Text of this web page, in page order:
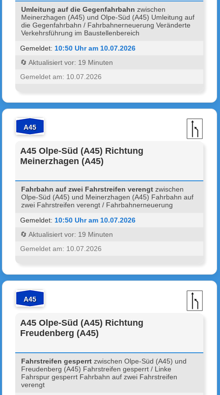
Umleitung auf die Gegenfahrbahn zwischen
Meinerzhagen (A45) und Olpe-Süd (A45) Umleitung auf
die Gegenfahrbahn / Fahrbahnerneuerung Veränderte
Verkehrsführung im Baustellenbereich
Gemeldet: 10:50 Uhr am 10.07.2026
🔄 Aktualisiert vor: 19 Minuten
Gemeldet am: 10.07.2026
A45
A45 Olpe-Süd (A45) Richtung
Meinerzhagen (A45)
Fahrbahn auf zwei Fahrstreifen verengt zwischen
Olpe-Süd (A45) und Meinerzhagen (A45) Fahrbahn auf
zwei Fahrstreifen verengt / Fahrbahnerneuerung
Gemeldet: 10:50 Uhr am 10.07.2026
🔄 Aktualisiert vor: 19 Minuten
Gemeldet am: 10.07.2026
A45
A45 Olpe-Süd (A45) Richtung
Freudenberg (A45)
Fahrstreifen gesperrt zwischen Olpe-Süd (A45) und
Freudenberg (A45) Fahrstreifen gesperrt / Linke
Fahrspur gesperrt Fahrbahn auf zwei Fahrstreifen
verengt